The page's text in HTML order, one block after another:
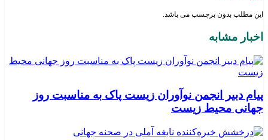
این مطلب بدون برچسب می باشد.
اخبار مشابه
پیام دبیر انجمن نوآوران زیست پاک به مناسبت روز
جهانی محیط زیست